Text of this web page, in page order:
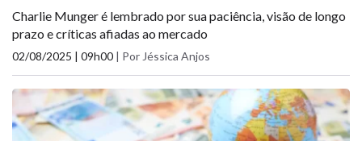
Charlie Munger é lembrado por sua paciência, visão de longo
prazo e críticas afiadas ao mercado
02/08/2025 | 09h00 | Por Jéssica Anjos